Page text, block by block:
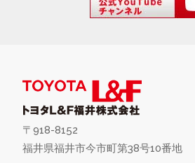
〒918-8152
福井県福井市今市町第38号10番地